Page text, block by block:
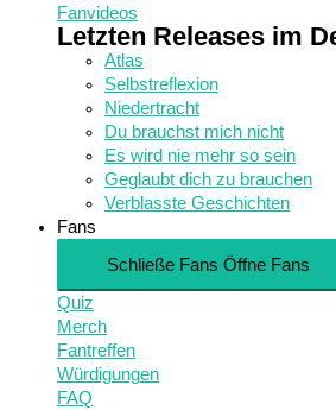
Fanvideos
Letzten Releases im
Atlas
Selbstreflexion
Niedertracht
Du brauchst mich nicht
Es wird nie mehr so sein
Geglaubt dich zu brauchen
Verblasste Geschichten
Fans
Schließe Fans Öffne Fans
Quiz
Merch
Fantreffen
Würdigungen
FAQ